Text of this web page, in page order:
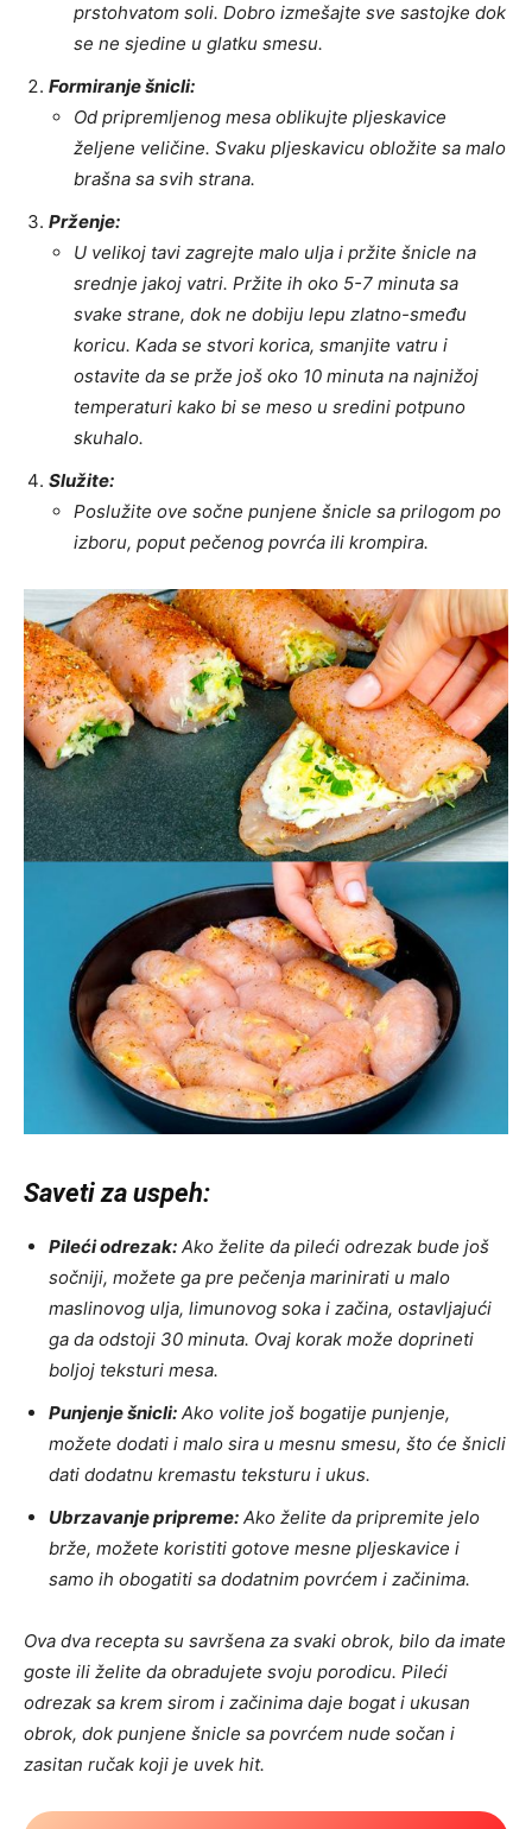
prstohvatom soli. Dobro izmešajte sve sastojke dok
se ne sjedine u glatku smesu.
Formiranje šnicli:
Od pripremljenog mesa oblikujte pljeskavice
željene veličine. Svaku pljeskavicu obložite sa malo
brašna sa svih strana.
Prženje:
U velikoj tavi zagrejte malo ulja i pržite šnicle na
srednje jakoj vatri. Pržite ih oko 5-7 minuta sa
svake strane, dok ne dobiju lepu zlatno-smeđu
koricu. Kada se stvori korica, smanjite vatru i
ostavite da se prže još oko 10 minuta na najnižoj
temperaturi kako bi se meso u sredini potpuno
skuhalo.
Služite:
Poslužite ove sočne punjene šnicle sa prilogom po
izboru, poput pečenog povrća ili krompira.
Saveti za uspeh:
Pileći odrezak: Ako želite da pileći odrezak bude još
sočniji, možete ga pre pečenja marinirati u malo
maslinovog ulja, limunovog soka i začina, ostavljajući
ga da odstoji 30 minuta. Ovaj korak može doprineti
boljoj teksturi mesa.
Punjenje šnicli: Ako volite još bogatije punjenje,
možete dodati i malo sira u mesnu smesu, što će šnicli
dati dodatnu kremastu teksturu i ukus.
Ubrzavanje pripreme: Ako želite da pripremite jelo
brže, možete koristiti gotove mesne pljeskavice i
samo ih obogatiti sa dodatnim povrćem i začinima.
Ova dva recepta su savršena za svaki obrok, bilo da imate
goste ili želite da obradujete svoju porodicu. Pileći
odrezak sa krem sirom i začinima daje bogat i ukusan
obrok, dok punjene šnicle sa povrćem nude sočan i
zasitan ručak koji je uvek hit.